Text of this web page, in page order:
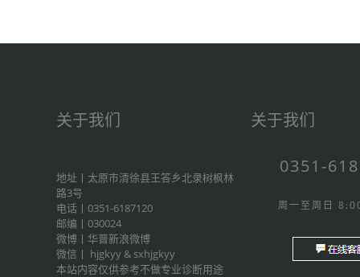
关于我们
地址丨太原市清徐县王答乡北录树枫林
路3号
电话丨0351-6187120
邮编丨030024
微博丨 华晋新浪微博
微信丨 hjgkyy & sxhjgkyy
本站内容仅供参考不做专业诊断用途
关于我们
0351-
周一至周日